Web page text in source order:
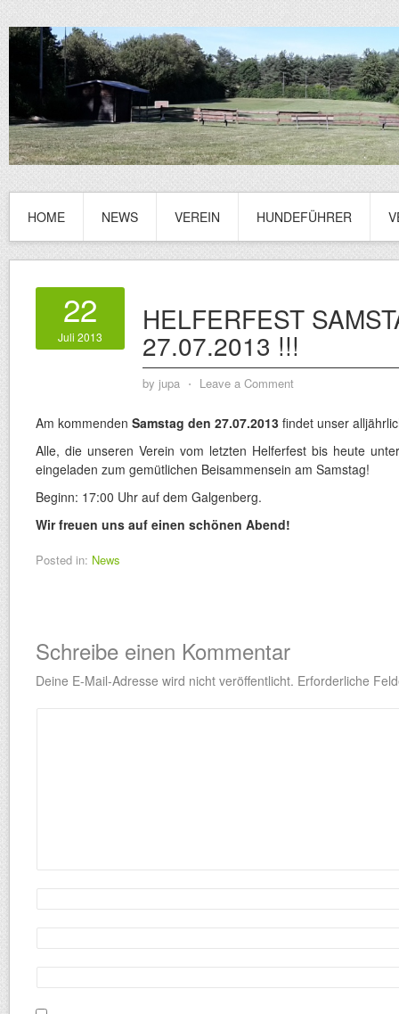
HOME NEWS VEREIN HUNDEFÜHRER
22
Juli 2013
HELFERFEST
27.07.2013 !!!
by jupa ⋅ Leave a Comment
Am kommenden Samstag den 27.07.2013 findet unser
Alle, die unseren Verein vom letzten Helferfest bis heute
eingeladen zum gemütlichen Beisammensein am Samstag!
Beginn: 17:00 Uhr auf dem Galgenberg.
Wir freuen uns auf einen schönen Abend!
Posted in: News
Schreibe einen Kommentar
Deine E-Mail-Adresse wird nicht veröffentlicht. Erforderliche